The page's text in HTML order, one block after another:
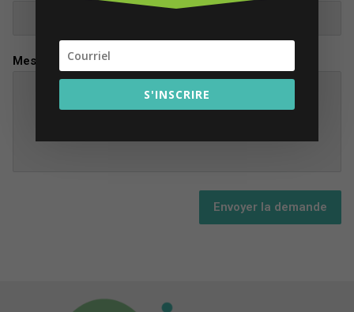
Message
Envoyer la demande
S'INSCRIRE